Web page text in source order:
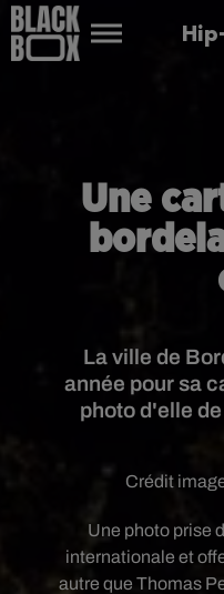
Une
La ville de
année pour sa
photo d'elle
Crédit
Une photo prise
internationale et
autre que Thomas